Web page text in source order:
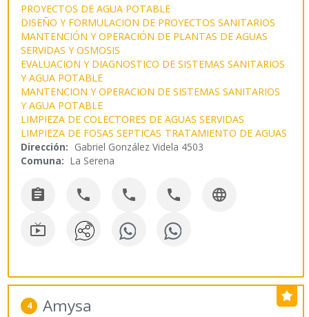
PROYECTOS DE AGUA POTABLE
DISEÑO Y FORMULACION DE PROYECTOS SANITARIOS
MANTENCIÓN Y OPERACIÓN DE PLANTAS DE AGUAS
SERVIDAS Y OSMOSIS
EVALUACION Y DIAGNOSTICO DE SISTEMAS SANITARIOS
Y AGUA POTABLE
MANTENCION Y OPERACION DE SISTEMAS SANITARIOS
Y AGUA POTABLE
LIMPIEZA DE COLECTORES DE AGUAS SERVIDAS
LIMPIEZA DE FOSAS SEPTICAS TRATAMIENTO DE AGUAS
Dirección: Gabriel González Videla 4503
Comuna: La Serena
    

4 Amysa